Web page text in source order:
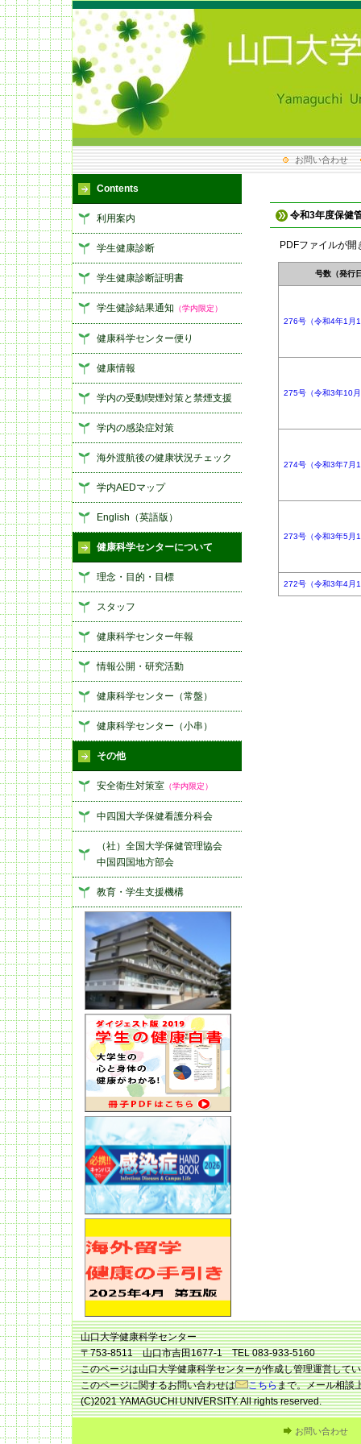
お問い合わせ
令和3年度保健
PDFファイルが
号数（発行
276号（令和4年1月
275号（令和3年10
274号（令和3年7月
273号（令和3年5月
272号（令和3年4月
Contents
利用案内
学生健康診断
学生健康診断証明書
学生健診結果通知 （学内限定）
健康科学センター便り
健康情報
学内の受動喫煙対策と禁煙支援
学内の感染症対策
海外渡航後の健康状況チェック
学内AEDマップ
English（英語版）
健康科学センターについて
理念・目的・目標
スタッフ
健康科学センター年報
情報公開・研究活動
健康科学センター（常盤）
健康科学センター（小串）
その他
安全衛生対策室 （学内限定）
中四国大学保健看護分科会
（社）全国大学保健管理協会
中国四国地方部会
教育・学生支援機構
山口大学健康科学センター
〒753-8511 山口市吉田1677-1 TEL 083-933-5160
このページは山口大学健康科学センターが作成し管理運営して
このページに関するお問い合わせは
こちらまで。メール相談
(C)2021 YAMAGUCHI UNIVERSITY. All rights reserved.
お問い合わせ